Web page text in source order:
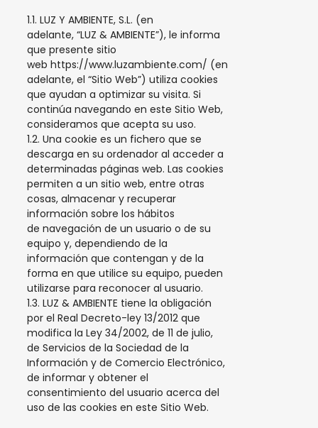
1.1. LUZ Y AMBIENTE, S.L. (en
adelante, “LUZ & AMBIENTE”), le informa
que presente sitio
web https://www.luzambiente.com/ (en
adelante, el “Sitio Web”) utiliza cookies
que ayudan a optimizar su visita. Si
continúa navegando en este Sitio Web,
consideramos que acepta su uso.
1.2. Una cookie es un fichero que se
descarga en su ordenador al acceder a
determinadas páginas web. Las cookies
permiten a un sitio web, entre otras
cosas, almacenar y recuperar
información sobre los hábitos
de navegación de un usuario o de su
equipo y, dependiendo de la
información que contengan y de la
forma en que utilice su equipo, pueden
utilizarse para reconocer al usuario.
1.3. LUZ & AMBIENTE tiene la obligación
por el Real Decreto-ley 13/2012 que
modifica la Ley 34/2002, de 11 de julio,
de Servicios de la Sociedad de la
Información y de Comercio Electrónico,
de informar y obtener el
consentimiento del usuario acerca del
uso de las cookies en este Sitio Web.